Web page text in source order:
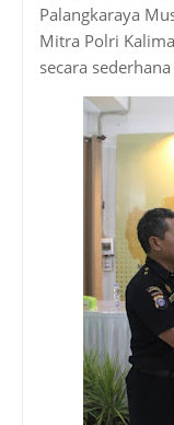
Palangkaraya
Mitra Polri
secara